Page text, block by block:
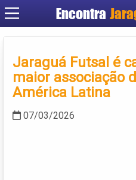
Encontra
Jaraguá Futsal é
maior associação
América Latina
07/03/2026